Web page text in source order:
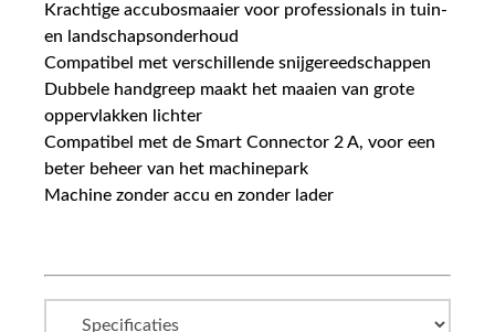
Krachtige accubosmaaier voor professionals in tuin-
en landschapsonderhoud
Compatibel met verschillende snijgereedschappen
Dubbele handgreep maakt het maaien van grote
oppervlakken lichter
Compatibel met de Smart Connector 2 A, voor een
beter beheer van het machinepark
Machine zonder accu en zonder lader